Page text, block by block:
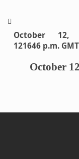
October 12,
121646 p.m.
October